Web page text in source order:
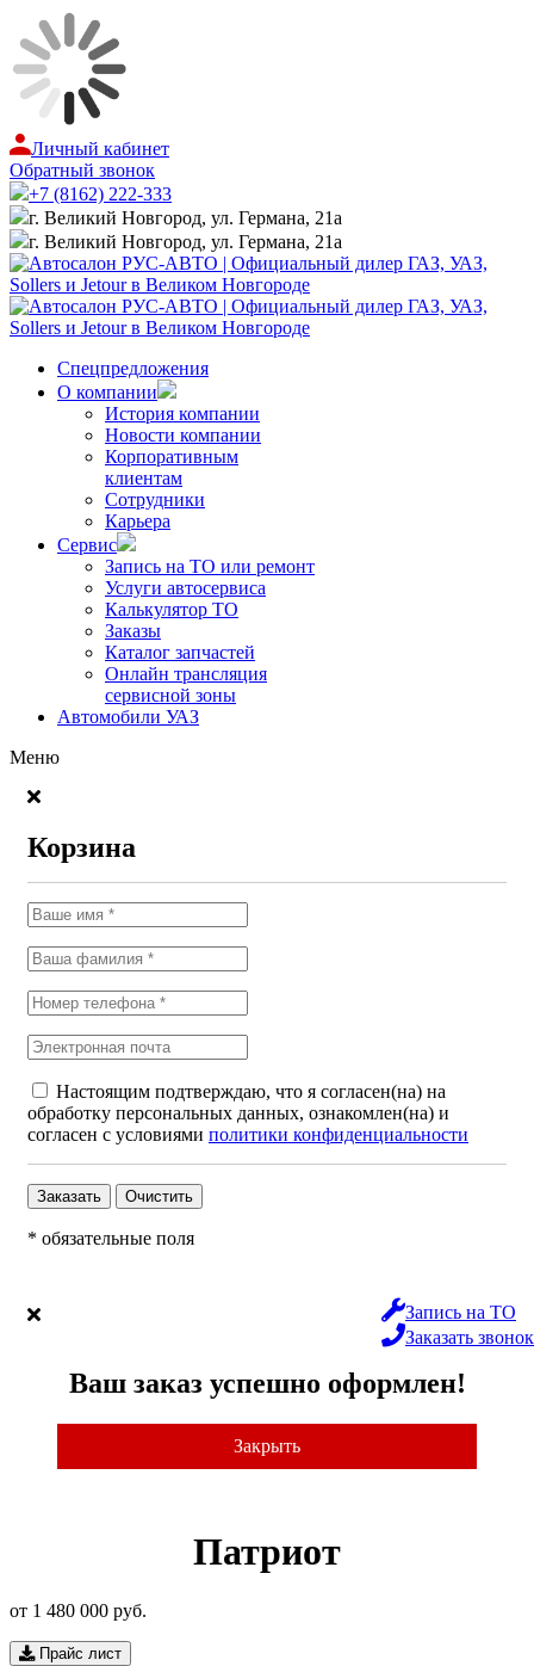
Личный кабинет
Обратный звонок
+7 (8162) 222-333
г. Великий Новгород, ул. Германа, 21а
г. Великий Новгород, ул. Германа, 21а
Спецпредложения
О компании
История компании
Новости компании
Корпоративным
клиентам
Сотрудники
Карьера
Сервис
Запись на ТО или ремонт
Услуги автосервиса
Калькулятор ТО
Заказы
Каталог запчастей
Онлайн трансляция
сервисной зоны
Автомобили УАЗ
Меню
Корзина
Настоящим подтверждаю, что я согласен(на) на
обработку персональных данных, ознакомлен(на) и
согласен с условиями политики конфиденциальности
* обязательные поля
Ваш заказ успешно оформлен!
Закрыть
Патриот
Запись на ТО
Заказать звонок
от 1 480 000 руб.
Прайс лист